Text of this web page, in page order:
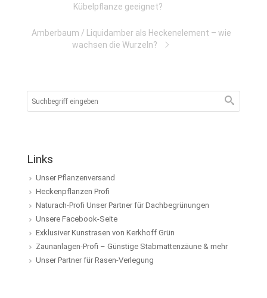
Kübelpflanze geeignet?
Amberbaum / Liquidamber als Heckenelement – wie
wachsen die Wurzeln?
Links
Unser Pflanzenversand
Heckenpflanzen Profi
Naturach-Profi Unser Partner für Dachbegrünungen
Unsere Facebook-Seite
Exklusiver Kunstrasen von Kerkhoff Grün
Zaunanlagen-Profi – Günstige Stabmattenzäune & mehr
Unser Partner für Rasen-Verlegung